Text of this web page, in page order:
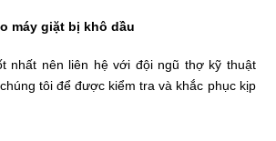
máy giặt bị khô dầu
nhất nên liên hệ với đội ngũ thợ kỹ thuật
tôi để được kiểm tra và khắc phục kịp